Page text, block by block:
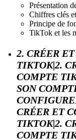
Présentation
Chiffres clés
Principe de
TikTok et les
2. CRÉER
TIKTOK|2.
COMPTE
SON
CRÉER ET
TIKTOK|2.
COMPTE